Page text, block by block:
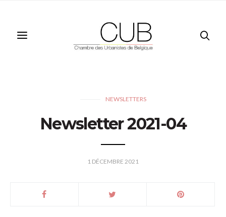
NEWSLETTERS
Newsletter 2021-04
1 DÉCEMBRE 2021